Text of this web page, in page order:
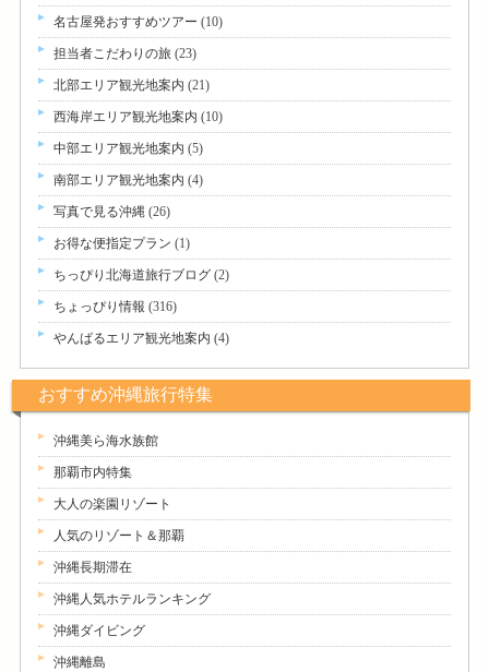
名古屋発おすすめツアー (10)
担当者こだわりの旅 (23)
北部エリア観光地案内 (21)
西海岸エリア観光地案内 (10)
中部エリア観光地案内 (5)
南部エリア観光地案内 (4)
写真で見る沖縄 (26)
お得な便指定プラン (1)
ちっぴり北海道旅行ブログ (2)
ちょっぴり情報 (316)
やんばるエリア観光地案内 (4)
おすすめ沖縄旅行特集
沖縄美ら海水族館
那覇市内特集
大人の楽園リゾート
人気のリゾート＆那覇
沖縄長期滞在
沖縄人気ホテルランキング
沖縄ダイビング
沖縄離島